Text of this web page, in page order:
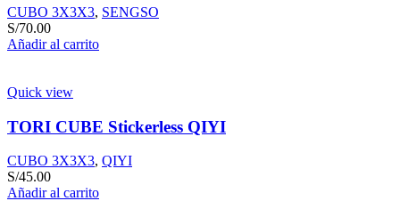
CUBO 3X3X3, SENGSO
S/70.00
Añadir al carrito
Quick view
TORI CUBE Stickerless QIYI
CUBO 3X3X3, QIYI
S/45.00
Añadir al carrito